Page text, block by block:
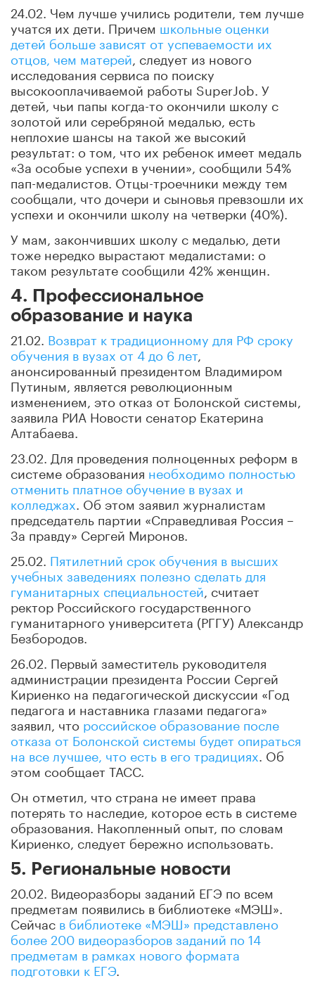
24.02. Чем лучше учились родители, тем лучше
учатся их дети. Причем школьные оценки
детей больше зависят от успеваемости их
отцов, чем матерей , следует из нового
исследования сервиса по поиску
высокооплачиваемой работы SuperJob. У
детей, чьи папы когда-то окончили школу с
золотой или серебряной медалью, есть
неплохие шансы на такой же высокий
результат: о том, что их ребенок имеет медаль
«За особые успехи в учении», сообщили 54%
пап-медалистов. Отцы-троечники между тем
сообщали, что дочери и сыновья превзошли их
успехи и окончили школу на четверки (40%).
У мам, закончивших школу с медалью, дети
тоже нередко вырастают медалистами: о
таком результате сообщили 42% женщин.
4. Профессиональное
образование и наука
21.02. Возврат к традиционному для РФ сроку
обучения в вузах от 4 до 6 лет,
анонсированный президентом Владимиром
Путиным, является революционным
изменением, это отказ от Болонской системы,
заявила РИА Новости сенатор Екатерина
Алтабаева.
23.02. Для проведения полноценных реформ в
системе образования необходимо полностью
отменить платное обучение в вузах и
колледжах . Об этом заявил журналистам
председатель партии «Справедливая Россия –
За правду» Сергей Миронов.
25.02. Пятилетний срок обучения в высших
учебных заведениях полезно сделать для
гуманитарных специальностей, считает
ректор Российского государственного
гуманитарного университета (РГГУ) Александр
Безбородов.
26.02. Первый заместитель руководителя
администрации президента России Сергей
Кириенко на педагогической дискуссии «Год
педагога и наставника глазами педагога»
заявил, что российское образование после
отказа от Болонской системы будет опираться
на все лучшее, что есть в его традициях. Об
этом сообщает ТАСС.
Он отметил, что страна не имеет права
потерять то наследие, которое есть в системе
образования. Накопленный опыт, по словам
Кириенко, следует бережно использовать.
5. Региональные новости
20.02. Видеоразборы заданий ЕГЭ по всем
предметам появились в библиотеке «МЭШ».
Сейчас в библиотеке «МЭШ» представлено
более 200 видеоразборов заданий по 14
предметам в рамках нового формата
подготовки к ЕГЭ.